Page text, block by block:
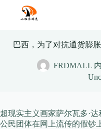
content
巴西，为了对抗通货膨
FRDMALL
超现实主义画家萨尔瓦多·
公民团体在网上流传的假